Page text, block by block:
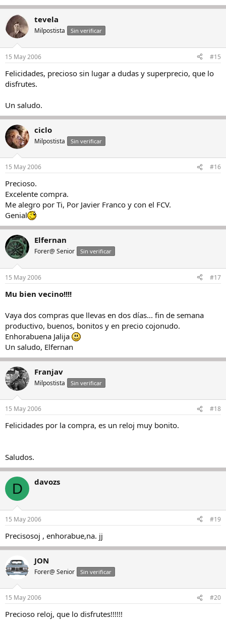
tevela
Milpostista Sin verificar
15 May 2006 #15
Felicidades, precioso sin lugar a dudas y superprecio, que lo
disfrutes.
Un saludo.
ciclo
Milpostista Sin verificar
15 May 2006 #16
Precioso.
Excelente compra.
Me alegro por Ti, Por Javier Franco y con el FCV.
Genial
Elfernan
Forer@ Senior Sin verificar
15 May 2006 #17
Mu bien vecino!!!!
Vaya dos compras que llevas en dos días... fin de semana
productivo, buenos, bonitos y en precio cojonudo.
Enhorabuena Jalija
Un saludo, Elfernan
Franjav
Milpostista Sin verificar
15 May 2006 #18
Felicidades por la compra, es un reloj muy bonito.
Saludos.
D davozs
15 May 2006 #19
Precisosoj , enhorabue,na. jj
JON
Forer@ Senior Sin verificar
15 May 2006 #20
Precioso reloj, que lo disfrutes!!!!!!